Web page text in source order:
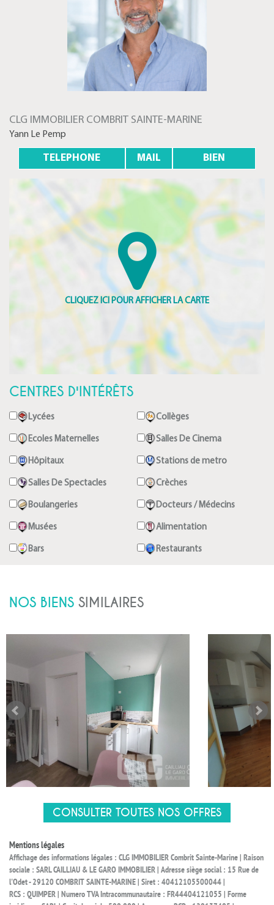
CLG IMMOBILIER COMBRIT SAINTE-MARINE
Yann Le Pemp
TELEPHONE MAIL BIEN
CENTRES D'INTÉRÊTS
Lycées Collèges
Ecoles Maternelles Salles De Cinema
Hôpitaux Stations de metro
Salles De Spectacles Crèches
Boulangeries Docteurs / Médecins
Musées Alimentation
Bars Restaurants
NOS BIENS SIMILAIRES
CONSULTER TOUTES NOS OFFRES
Mentions légales
Affichage des informations légales : CLG IMMOBILIER Combrit Sainte-Marine | Raison
sociale : SARL CAILLIAU & LE GARO IMMOBILIER | Adresse siège social : 15 Rue de
l'Odet - 29120 COMBRIT SAINTE-MARINE | Siret : 40412105500044 |
RCS : QUIMPER | Numero TVA Intracommunautaire : FR44404121055 | Forme